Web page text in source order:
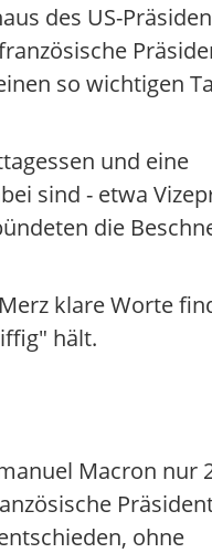
des US-
so wichtigen
und eine
sind - etwa
die
klare Worte
hält.
Macron nur
ohne